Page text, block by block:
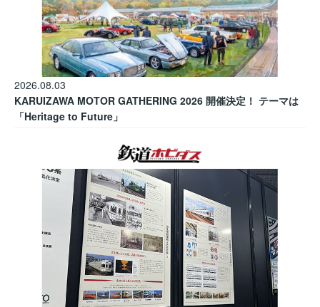
2026.08.03
KARUIZAWA MOTOR GATHERING 2026 開催決定！ テーマは
「Heritage to Future」